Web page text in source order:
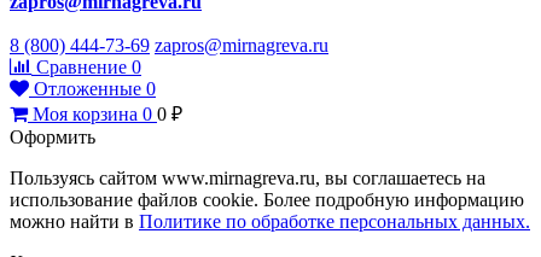
8 (800) 444-73-69 zapros@mirnagreva.ru
Сравнение 0
Отложенные 0
Моя корзина 0 0 ₽
Оформить
Пользуясь сайтом www.mirnagreva.ru, вы соглашаетесь на
использование файлов cookie. Более подробную информацию
можно найти в Политике по обработке персональных данных.